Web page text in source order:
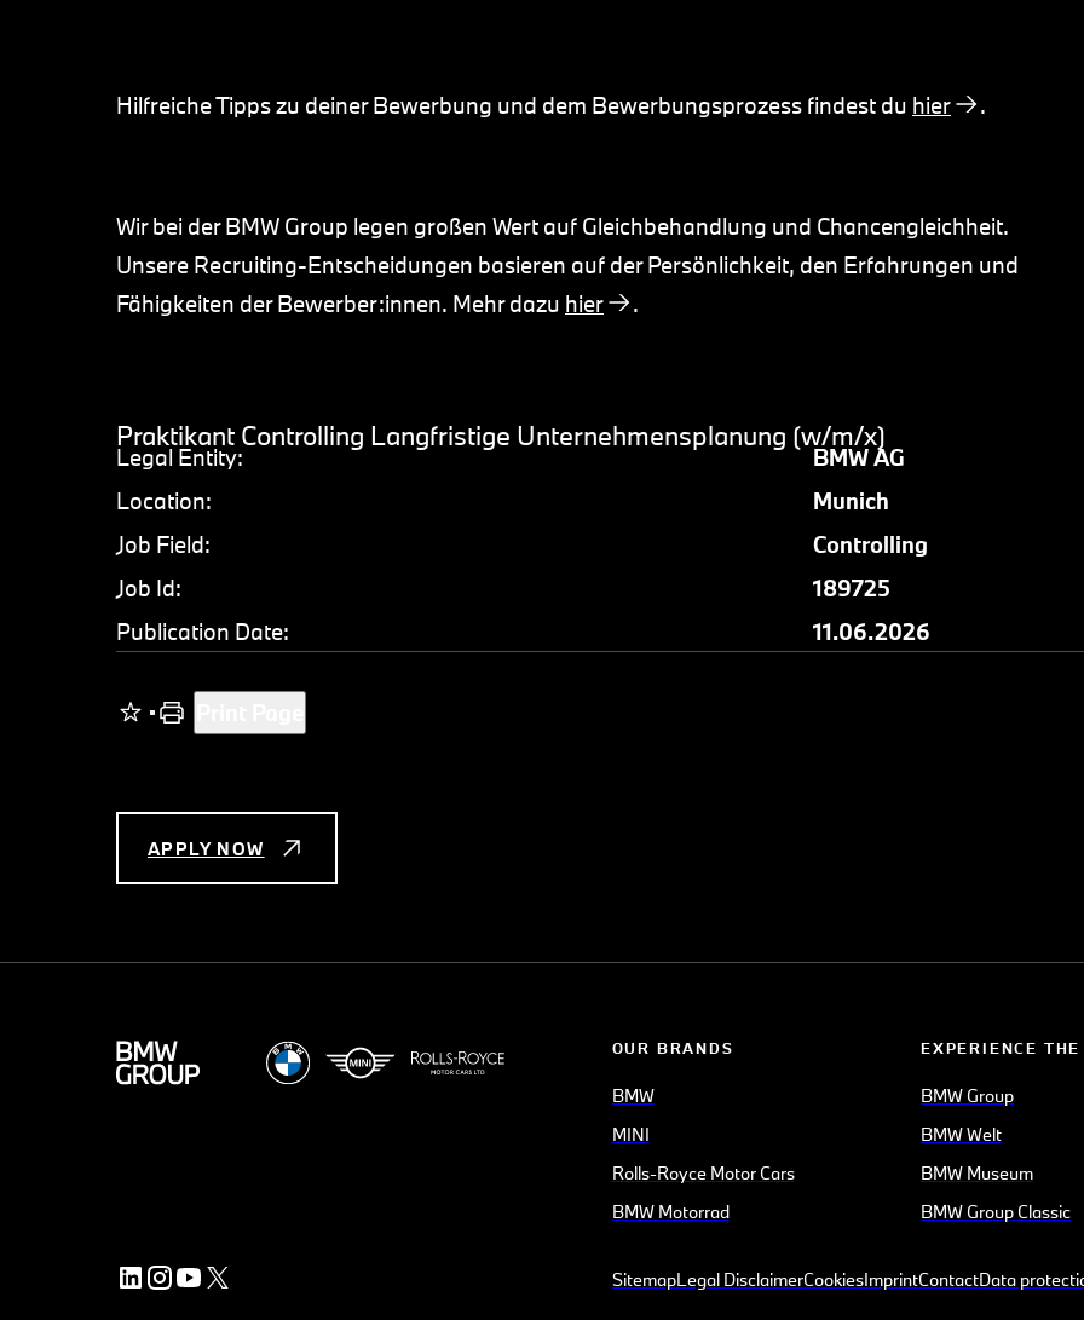
Hilfreiche Tipps zu deiner Bewerbung und dem Bewerbungsprozess findest du hier .
Wir bei der BMW Group legen großen Wert auf Gleichbehandlung und Chancengleichheit.
Unsere Recruiting-Entscheidungen basieren auf der Persönlichkeit, den Erfahrungen und
Fähigkeiten der Bewerber:innen. Mehr dazu hier .
Praktikant Controlling Langfristige Unternehmensplanung (w/m/x)
Legal Entity:
BMW AG
Location:
Munich
Job Field:
Controlling
Job Id:
189725
Publication Date:
11.06.2026
APPLY NOW
OUR BRANDS
BMW
MINI
Rolls-Royce Motor Cars
BMW Motorrad
EXPERIENCE
BMW Group
BMW Welt
BMW Museum
BMW Group Classic
SitemapLegal DisclaimerCookiesImprintContactData